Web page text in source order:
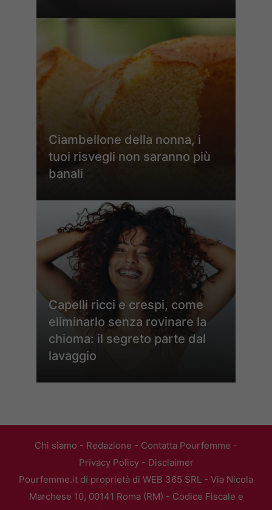
Ciambellone della nonna, i
tuoi risvegli non saranno più
banali
Capelli ricci e crespi, come
eliminarlo senza rovinare la
chioma: il segreto parte dal
lavaggio
Chi siamo - Redazione - Contatta Pourfemme -
Privacy Policy- Disclaimer
Pourfemme.it di proprietà di WEB 365 SRL - Via Nicola
Marchese 10, 00141 Roma (RM) - Codice Fiscale e